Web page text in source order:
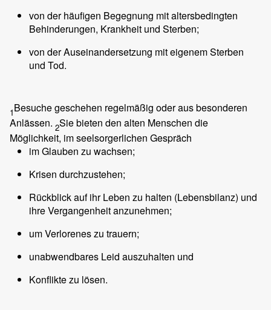
von der häufigen Begegnung mit altersbedingten
Behinderungen, Krankheit und Sterben;
von der Auseinandersetzung mit eigenem Sterben
und Tod.
1Besuche geschehen regelmäßig oder aus besonderen
Anlässen. 2Sie bieten den alten Menschen die
Möglichkeit, im seelsorgerlichen Gespräch
im Glauben zu wachsen;
Krisen durchzustehen;
Rückblick auf ihr Leben zu halten (Lebensbilanz) und
ihre Vergangenheit anzunehmen;
um Verlorenes zu trauern;
unabwendbares Leid auszuhalten und
Konflikte zu lösen.